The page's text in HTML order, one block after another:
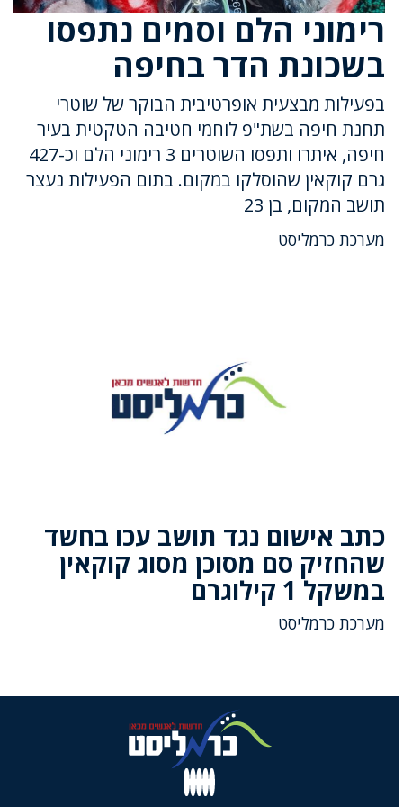
רימוני הלם וסמים נתפסו
בשכונת הדר בחיפה
בפעילות מבצעית אופרטיבית הבוקר של שוטרי
תחנת חיפה בשת"פ לוחמי חטיבה הטקטית בעיר
חיפה, איתרו ותפסו השוטרים 3 רימוני הלם וכ-427
גרם קוקאין שהוסלקו במקום. בתום הפעילות נעצר
תושב המקום, בן 23
מערכת כרמליסט
כתב אישום נגד תושב עכו בחשד
שהחזיק סם מסוכן מסוג קוקאין
במשקל 1 קילוגרם
מערכת כרמליסט